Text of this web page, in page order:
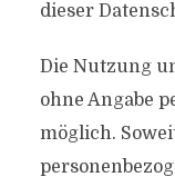
dieser
Die Nutzung
ohne Angabe
möglich.